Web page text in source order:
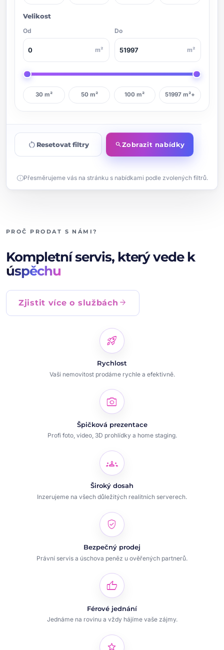
Velikost
Od
m²
Do
m²
30 m² 50 m² 100 m² 51997 m²+
restart_alt Resetovat filtry searchZobrazit nabídky
infoPřesměrujeme vás na stránku s nabídkami podle zvolených filtrů.
PROČ PRODAT S NÁMI?
Kompletní servis, který vede k
úspěchu
Zjistit více o službách arrow_forward
rocket_launch
Rychlost
Vaši nemovitost prodáme rychle a efektivně.
photo_camera
Špičková prezentace
Profi foto, video, 3D prohlídky a home staging.
groups
Široký dosah
Inzerujeme na všech důležitých realitních serverech.
verified_user
Bezpečný prodej
Právní servis a úschova peněz u ověřených partnerů.
thumb_up
Férové jednání
Jednáme na rovinu a vždy hájíme vaše zájmy.